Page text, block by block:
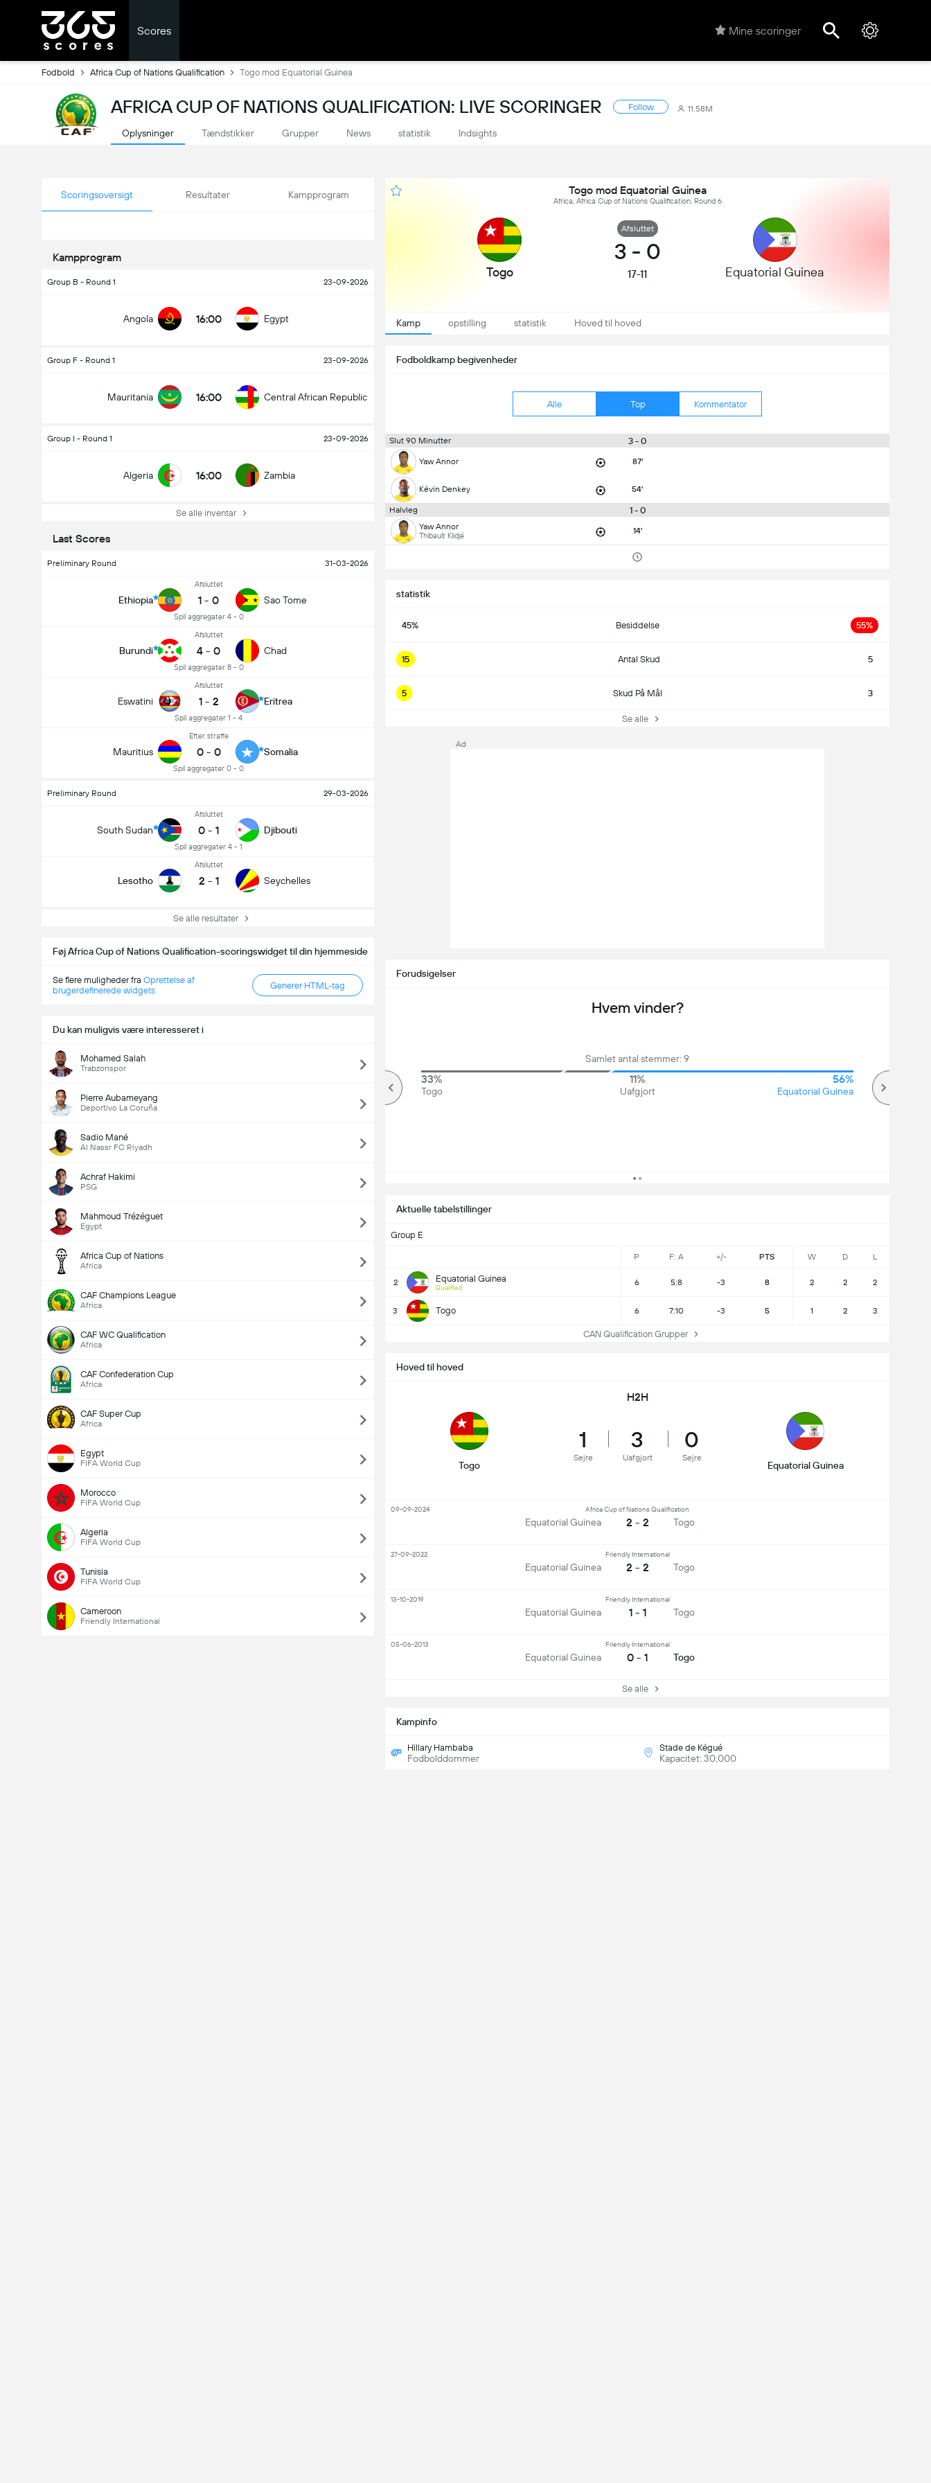
Scores Mine scoringer
Fodbold Africa Cup of Nations Qualification Togo mod Equatorial Guinea
AFRICA CUP OF NATIONS QUALIFICATION: LIVE SCORINGER Follow 11.58M
Oplysninger Tændstikker Grupper News statistik Indsights
Scoringsoversigt Resultater Kampprogram
Kampprogram
Group B - Round 1 23-09-2026
Angola 16:00 Egypt
Group F - Round 1 23-09-2026
Mauritania 16:00 Central African Republic
Group I - Round 1 23-09-2026
Algeria 16:00 Zambia
Se alle inventar
Last Scores
Preliminary Round 31-03-2026
Ethiopia
Afsluttet
1 - 0
Spil aggregater 4 - 0
Sao Tome
Burundi
Afsluttet
4 - 0
Spil aggregater 8 - 0
Chad
Eswatini
Afsluttet
1 - 2
Spil aggregater 1 - 4
Eritrea
Mauritius
Efter straffe
0 - 0
Spil aggregater 0 - 0
Somalia
Preliminary Round 29-03-2026
South Sudan
Afsluttet
0 - 1
Spil aggregater 4 - 1
Djibouti
Lesotho
Afsluttet
2 - 1 Seychelles
Se alle resultater
Føj Africa Cup of Nations Qualification-scoringswidget til din hjemmeside
Se flere muligheder fra Oprettelse af
brugerdefinerede widgets
Generer HTML-tag
Du kan muligvis være interesseret i
Mohamed Salah
Trabzonspor
Pierre Aubameyang
Deportivo La Coruña
Sadio Mané
Al Nassr FC Riyadh
Achraf Hakimi
PSG
Mahmoud Trézéguet
Egypt
Africa Cup of Nations
Africa
CAF Champions League
Africa
CAF WC Qualification
Africa
CAF Confederation Cup
Africa
CAF Super Cup
Africa
Egypt
FIFA World Cup
Morocco
FIFA World Cup
Algeria
FIFA World Cup
Tunisia
FIFA World Cup
Cameroon
Friendly International
Togo mod Equatorial Guinea
Africa, Africa Cup of Nations Qualification, Round 6
Togo
Afsluttet
3 - 0
17-11 Equatorial Guinea
Kamp opstilling statistik Hoved til hoved
Fodboldkamp begivenheder
Alle Top Kommentator
Slut 90 Minutter 3 - 0
Yaw Annor 87'
Kévin Denkey 54'
Halvleg 1 - 0
Yaw Annor
Thibault Klidjé 14'
statistik
45% Besiddelse 55%
15 Antal Skud 5
5 Skud På Mål 3
Se alle
Kampinfo
Hillary Hambaba
Fodbolddommer
Stade de Kégué
Kapacitet: 30,000
Aktuelle tabelstillinger
Group E
P F: A +/- PTS W D L
2 Equatorial Guinea
Qualified
6 5:8 -3 8 2 2 2
3 Togo 6 7:10 -3 5 1 2 3
CAN Qualification Grupper
Forudsigelser
Hvem vinder?
Samlet antal stemmer: 9
33%
Togo
11%
Uafgjort
56%
Equatorial Guinea
Hoved til hoved
H2H
Togo
1
Sejre
3
Uafgjort
0
Sejre
Equatorial Guinea
Equatorial Guinea
Africa Cup of Nations Qualification
2 - 2 Togo
09-09-2024
Equatorial Guinea
Friendly International
2 - 2 Togo
27-09-2022
Equatorial Guinea
Friendly International
1 - 1 Togo
13-10-2019
Equatorial Guinea
Friendly International
0 - 1 Togo
05-06-2013
Se alle
Ad